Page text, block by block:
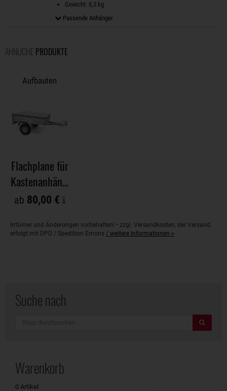
Gewicht: 8,3 kg
Passende Anhänger
ÄHNLICHE PRODUKTE
Aufbauten
Flachplane für
Kastenanhänger
ab 80,00 €
Irrtümer und Änderungen vorbehalten! • zzgl. Versandkosten, der Versand
erfolgt mit DPD / Spedition Emons / weitere Informationen »
Suche nach
Warenkorb
0 Artikel